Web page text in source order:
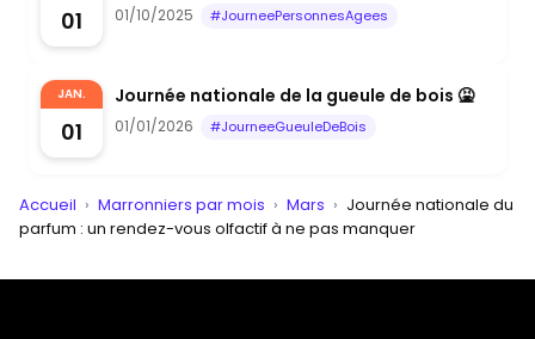
01 01/10/2025 #JourneePersonnesAgees
JAN.
01
Journée nationale de la gueule de bois 🤮
01/01/2026 #JourneeGueuleDeBois
Accueil › Marronniers par mois › Mars › Journée nationale du
parfum : un rendez-vous olfactif à ne pas manquer